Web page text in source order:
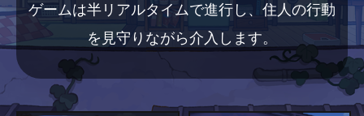
ゲームは半リアルタイムで進行し、住人の行動
を見守りながら介入します。